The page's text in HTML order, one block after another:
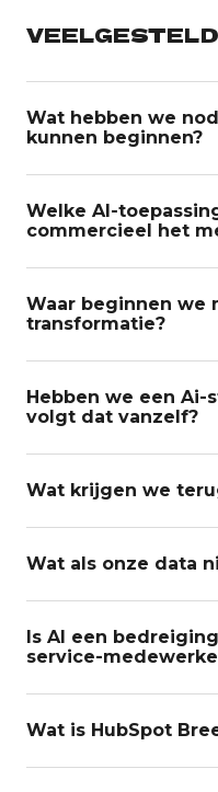
Wat hebben we
kunnen beginnen?
Welke AI-
commercieel het
Waar beginnen we
transformatie?
Hebben we een
volgt dat vanzelf?
Wat krijgen we
Wat als onze data
Is AI een
service-
Wat is HubSpot